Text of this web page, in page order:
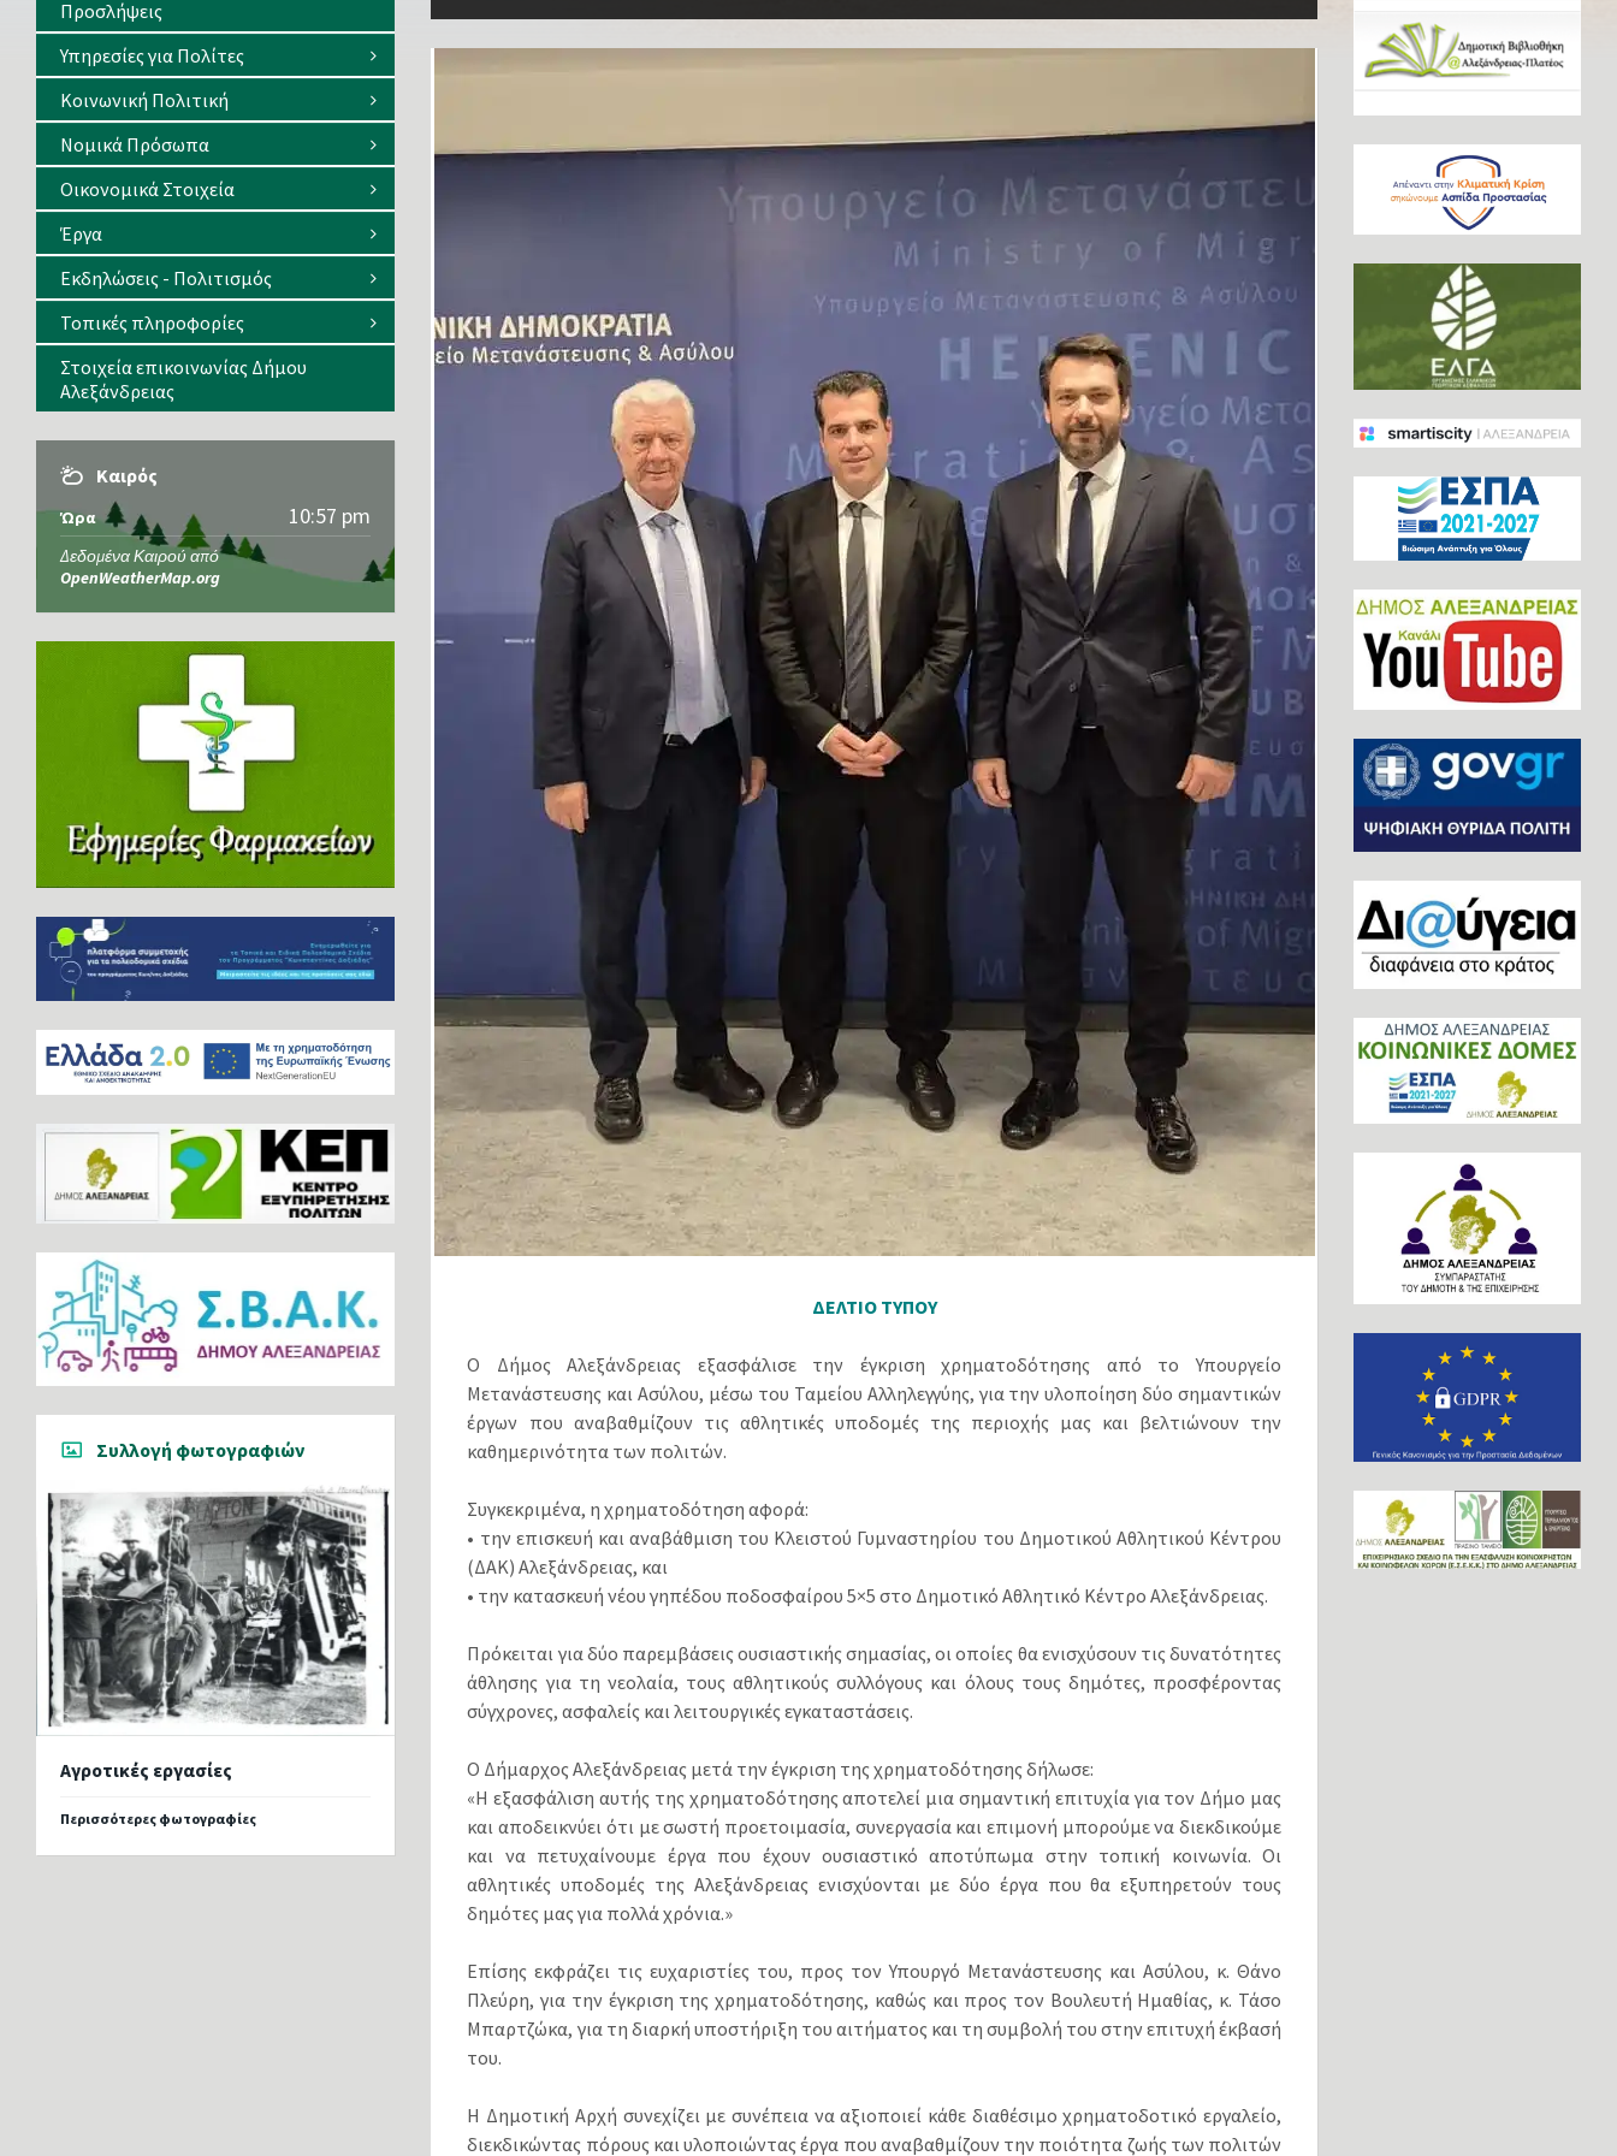
ΔΕΛΤΙΟ ΤΥΠΟΥ
Ο Δήμος Αλεξάνδρειας εξασφάλισε την έγκριση χρηματοδότησης από το Υπουργείο
Μετανάστευσης και Ασύλου, μέσω του Ταμείου Αλληλεγγύης, για την υλοποίηση δύο σημαντικών
έργων που αναβαθμίζουν τις αθλητικές υποδομές της περιοχής μας και βελτιώνουν την
καθημερινότητα των πολιτών.
Συγκεκριμένα, η χρηματοδότηση αφορά:
• την επισκευή και αναβάθμιση του Κλειστού Γυμναστηρίου του Δημοτικού Αθλητικού Κέντρου
(ΔΑΚ) Αλεξάνδρειας, και
• την κατασκευή νέου γηπέδου ποδοσφαίρου 5×5 στο Δημοτικό Αθλητικό Κέντρο Αλεξάνδρειας.
Πρόκειται για δύο παρεμβάσεις ουσιαστικής σημασίας, οι οποίες θα ενισχύσουν τις δυνατότητες
άθλησης για τη νεολαία, τους αθλητικούς συλλόγους και όλους τους δημότες, προσφέροντας
σύγχρονες, ασφαλείς και λειτουργικές εγκαταστάσεις.
Ο Δήμαρχος Αλεξάνδρειας μετά την έγκριση της χρηματοδότησης δήλωσε:
«Η εξασφάλιση αυτής της χρηματοδότησης αποτελεί μια σημαντική επιτυχία για τον Δήμο μας
και αποδεικνύει ότι με σωστή προετοιμασία, συνεργασία και επιμονή μπορούμε να διεκδικούμε
και να πετυχαίνουμε έργα που έχουν ουσιαστικό αποτύπωμα στην τοπική κοινωνία. Οι
αθλητικές υποδομές της Αλεξάνδρειας ενισχύονται με δύο έργα που θα εξυπηρετούν τους
δημότες μας για πολλά χρόνια.»
Επίσης εκφράζει τις ευχαριστίες του, προς τον Υπουργό Μετανάστευσης και Ασύλου, κ. Θάνο
Πλεύρη, για την έγκριση της χρηματοδότησης, καθώς και προς τον Βουλευτή Ημαθίας, κ. Τάσο
Μπαρτζώκα, για τη διαρκή υποστήριξη του αιτήματος και τη συμβολή του στην επιτυχή έκβασή
του.
Η Δημοτική Αρχή συνεχίζει με συνέπεια να αξιοποιεί κάθε διαθέσιμο χρηματοδοτικό εργαλείο,
διεκδικώντας πόρους και υλοποιώντας έργα που αναβαθμίζουν την ποιότητα ζωής των πολιτών
Προσλήψεις
Υπηρεσίες για Πολίτες
Κοινωνική Πολιτική
Νομικά Πρόσωπα
Οικονομικά Στοιχεία
Έργα
Εκδηλώσεις - Πολιτισμός
Τοπικές πληροφορίες
Στοιχεία επικοινωνίας Δήμου
Αλεξάνδρειας
Καιρός
Ώρα 10:57 pm
Δεδομένα Καιρού από
OpenWeatherMap.org
Συλλογή φωτογραφιών
Αγροτικές εργασίες
Περισσότερες φωτογραφίες